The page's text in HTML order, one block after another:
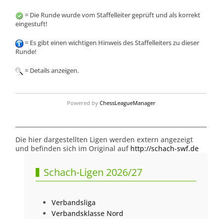
= Die Runde wurde vom Staffelleiter geprüft und als korrekt
eingestuft!
= Es gibt einen wichtigen Hinweis des Staffelleiters zu dieser
Runde!
= Details anzeigen.
Powered by ChessLeagueManager
Die hier dargestellten Ligen werden extern angezeigt
und befinden sich im Original auf http://schach-swf.de
Schach-Ligen 2026/27
Verbandsliga
Verbandsklasse Nord